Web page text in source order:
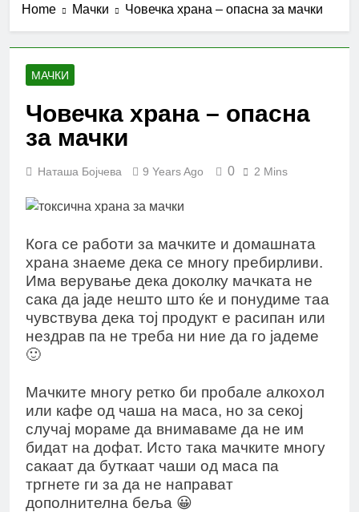
Home Мачки Човечка храна – опасна за мачки
МАЧКИ
Човечка храна – опасна
за мачки
Наташа Бојчева 9 Years Ago 0 2 Mins
Кога се работи за мачките и домашната
храна знаеме дека се многу пребирливи.
Има верување дека доколку мачката не
сака да јаде нешто што ќе и понудиме таа
чувствува дека тој продукт е расипан или
нездрав па не треба ни ние да го јадеме
🙂
Мачките многу ретко би пробале алкохол
или кафе од чаша на маса, но за секој
случај мораме да внимаваме да не им
бидат на дофат. Исто така мачките многу
сакаат да буткаат чаши од маса па
тргнете ги за да не направат
дополнителна беља 😀